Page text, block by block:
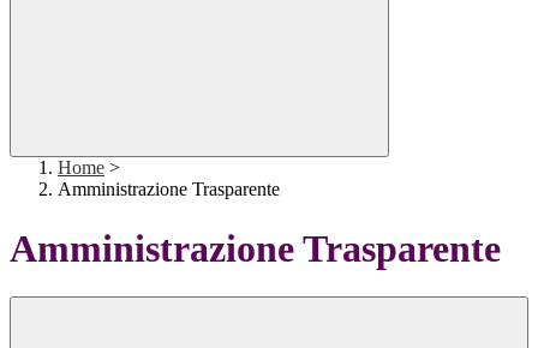
Home >
Amministrazione Trasparente
Amministrazione Trasparente